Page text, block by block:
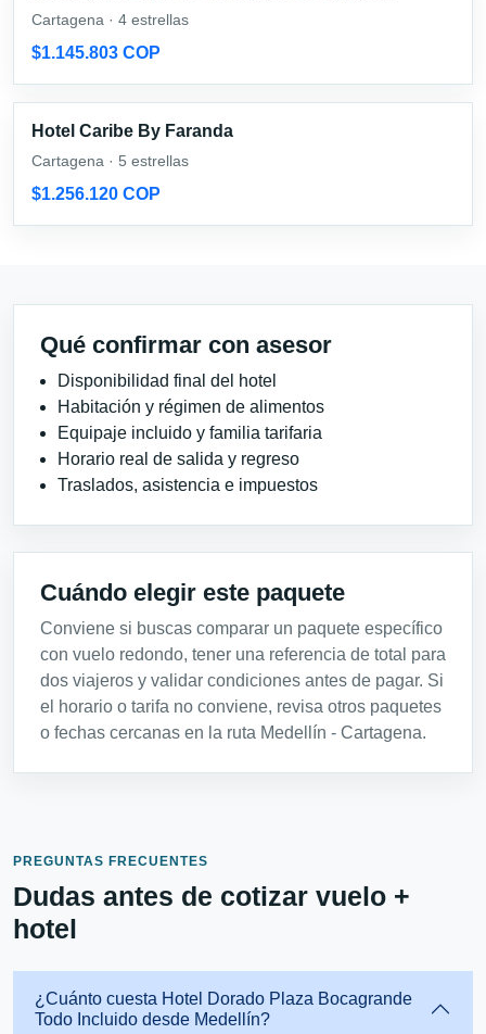
Cartagena · 4 estrellas
$1.145.803 COP
Hotel Caribe By Faranda
Cartagena · 5 estrellas
$1.256.120 COP
Qué confirmar con asesor
Disponibilidad final del hotel
Habitación y régimen de alimentos
Equipaje incluido y familia tarifaria
Horario real de salida y regreso
Traslados, asistencia e impuestos
Cuándo elegir este paquete
Conviene si buscas comparar un paquete específico
con vuelo redondo, tener una referencia de total para
dos viajeros y validar condiciones antes de pagar. Si
el horario o tarifa no conviene, revisa otros paquetes
o fechas cercanas en la ruta Medellín - Cartagena.
PREGUNTAS FRECUENTES
Dudas antes de cotizar vuelo +
hotel
¿Cuánto cuesta Hotel Dorado Plaza Bocagrande
Todo Incluido desde Medellín?